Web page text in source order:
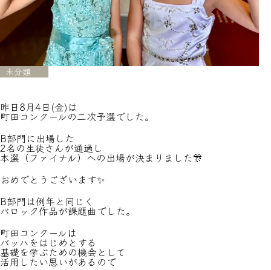
未分類
昨日8月4日(金)は
町田コンクールの二次予選でした。
B部門に出場した
2名の生徒さんが通過し
本選（ファイナル）への出場が決まりました🎊
おめでとうございます✨
B部門は例年と同じく
バロック作品が課題曲でした。
町田コンクールは
バッハをはじめとする
基礎を学ぶための機会として
活用したい思いがあるので